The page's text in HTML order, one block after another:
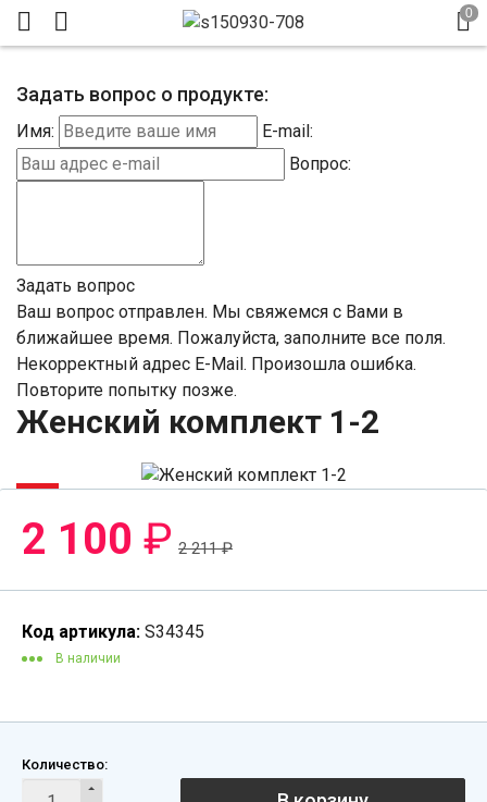
Задать вопрос о продукте:
Имя:
E-mail:
Вопрос:
Задать вопрос
Ваш вопрос отправлен. Мы свяжемся с Вами в
ближайшее время. Пожалуйста, заполните все поля.
Некорректный адрес E-Mail. Произошла ошибка.
Повторите попытку позже.
Женский комплект 1-2
-6%
2 100 ₽ 2 211₽
Код артикула: S34345
В наличии
Количество: